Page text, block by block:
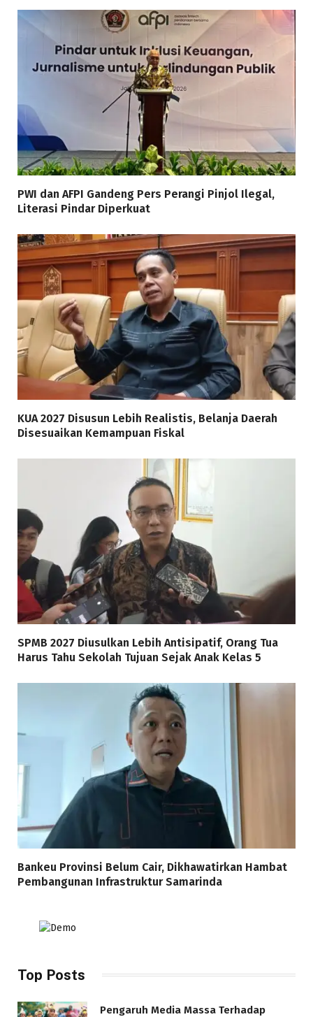
PWI dan AFPI Gandeng Pers Perangi Pinjol Ilegal,
Literasi Pindar Diperkuat
KUA 2027 Disusun Lebih Realistis, Belanja Daerah
Disesuaikan Kemampuan Fiskal
SPMB 2027 Diusulkan Lebih Antisipatif, Orang Tua
Harus Tahu Sekolah Tujuan Sejak Anak Kelas 5
Bankeu Provinsi Belum Cair, Dikhawatirkan Hambat
Pembangunan Infrastruktur Samarinda
Top Posts
Pengaruh Media Massa Terhadap